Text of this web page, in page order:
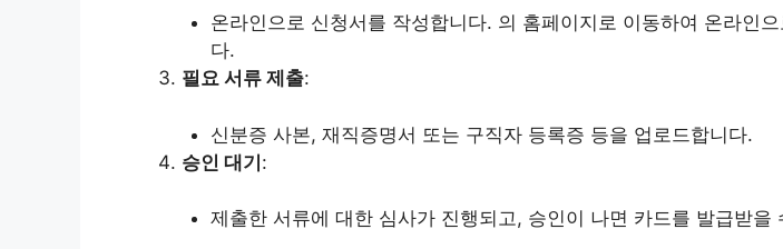
온라인으로 신청서를 작성합니다. 의 홈페이지로 이동하여 온라인
다.
필요 서류 제출:
신분증 사본, 재직증명서 또는 구직자 등록증 등을 업로드합니다.
승인 대기:
제출한 서류에 대한 심사가 진행되고, 승인이 나면 카드를 발급받을